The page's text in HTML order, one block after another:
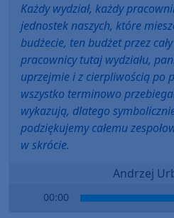
Każdy wydział, każdy
jednostek naszych, które
budżecie, ten budżet przez
pracownicy tutaj wydziału,
uprzejmie i z cierpliwością po
wszystko terminowo
wykazują, dlatego
podziękujemy całemu
w skrócie.
Andrzej
00:00